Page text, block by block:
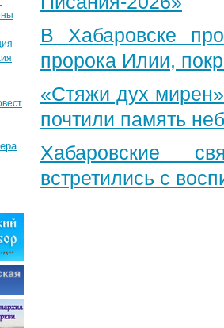
В Хабаровске
пророка Илии,
«Стяжи дух
почтили память
Хабаровские
встретились с